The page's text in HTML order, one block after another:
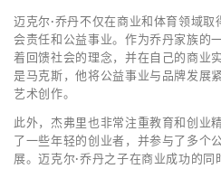
迈克尔·乔丹不仅在商业和体育领域
会责任和公益事业。作为乔丹家族的
着回馈社会的理念，并在自己的商业
是马克斯，他将公益事业与品牌发展
艺术创作。
此外，杰弗里也非常注重教育和创业
了一些年轻的创业者，并参与了多个
展。迈克尔·乔丹之子在商业成功的